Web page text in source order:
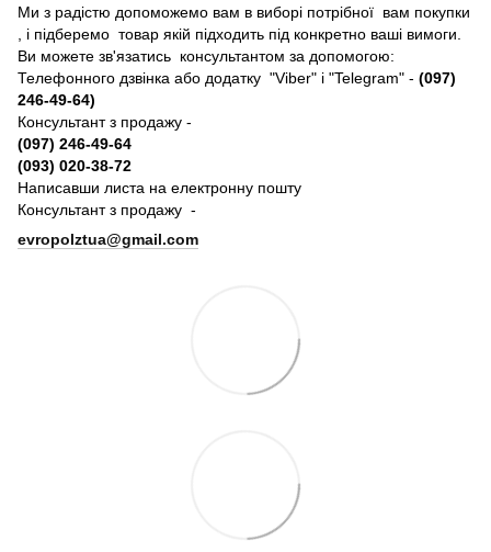
Ми з радістю допоможемо вам в виборі потрібної вам покупки
, і підберемо товар якій підходить під конкретно ваші вимоги.
Ви можете зв'язатись консультантом за допомогою:
Телефонного дзвінка або додатку "Viber" і "Telegram" - (097)
246-49-64)
Консультант з продажу -
(097) 246-49-64
(093) 020-38-72
Написавши листа на електронну пошту
Консультант з продажу -
evropolztua@gmail.com